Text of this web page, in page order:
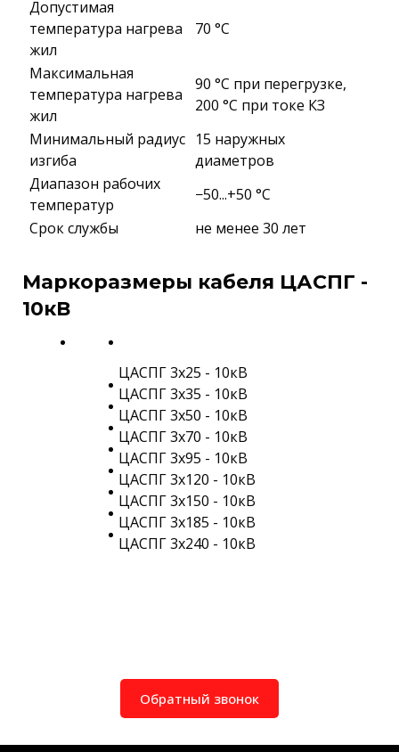
Допустимая
температура нагрева
жил
70 °C
Максимальная
температура нагрева
жил
90 °C при перегрузке,
200 °C при токе КЗ
Минимальный радиус
изгиба
15 наружных
диаметров
Диапазон рабочих
температур
−50...+50 °C
Срок службы
не менее 30 лет
Маркоразмеры кабеля ЦАСПГ -
10кВ
ЦАСПГ 3х25 - 10кВ
ЦАСПГ 3х35 - 10кВ
ЦАСПГ 3х50 - 10кВ
ЦАСПГ 3х70 - 10кВ
ЦАСПГ 3х95 - 10кВ
ЦАСПГ 3х120 - 10кВ
ЦАСПГ 3х150 - 10кВ
ЦАСПГ 3х185 - 10кВ
ЦАСПГ 3х240 - 10кВ
Обратный звонок